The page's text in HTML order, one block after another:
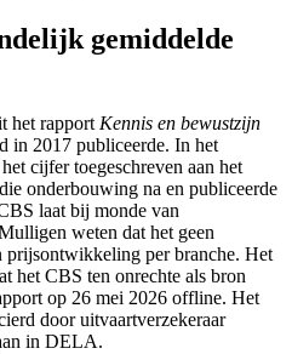
gemiddelde
het rapport Kennis en bewustzijn
in 2017 publiceerde. In het
cijfer toegeschreven aan het
onderbouwing na en publiceerde
laat bij monde van
weten dat het geen
prijsontwikkeling per branche. Het
het CBS ten onrechte als bron
op 26 mei 2026 offline. Het
door uitvaartverzekeraar
in DELA.